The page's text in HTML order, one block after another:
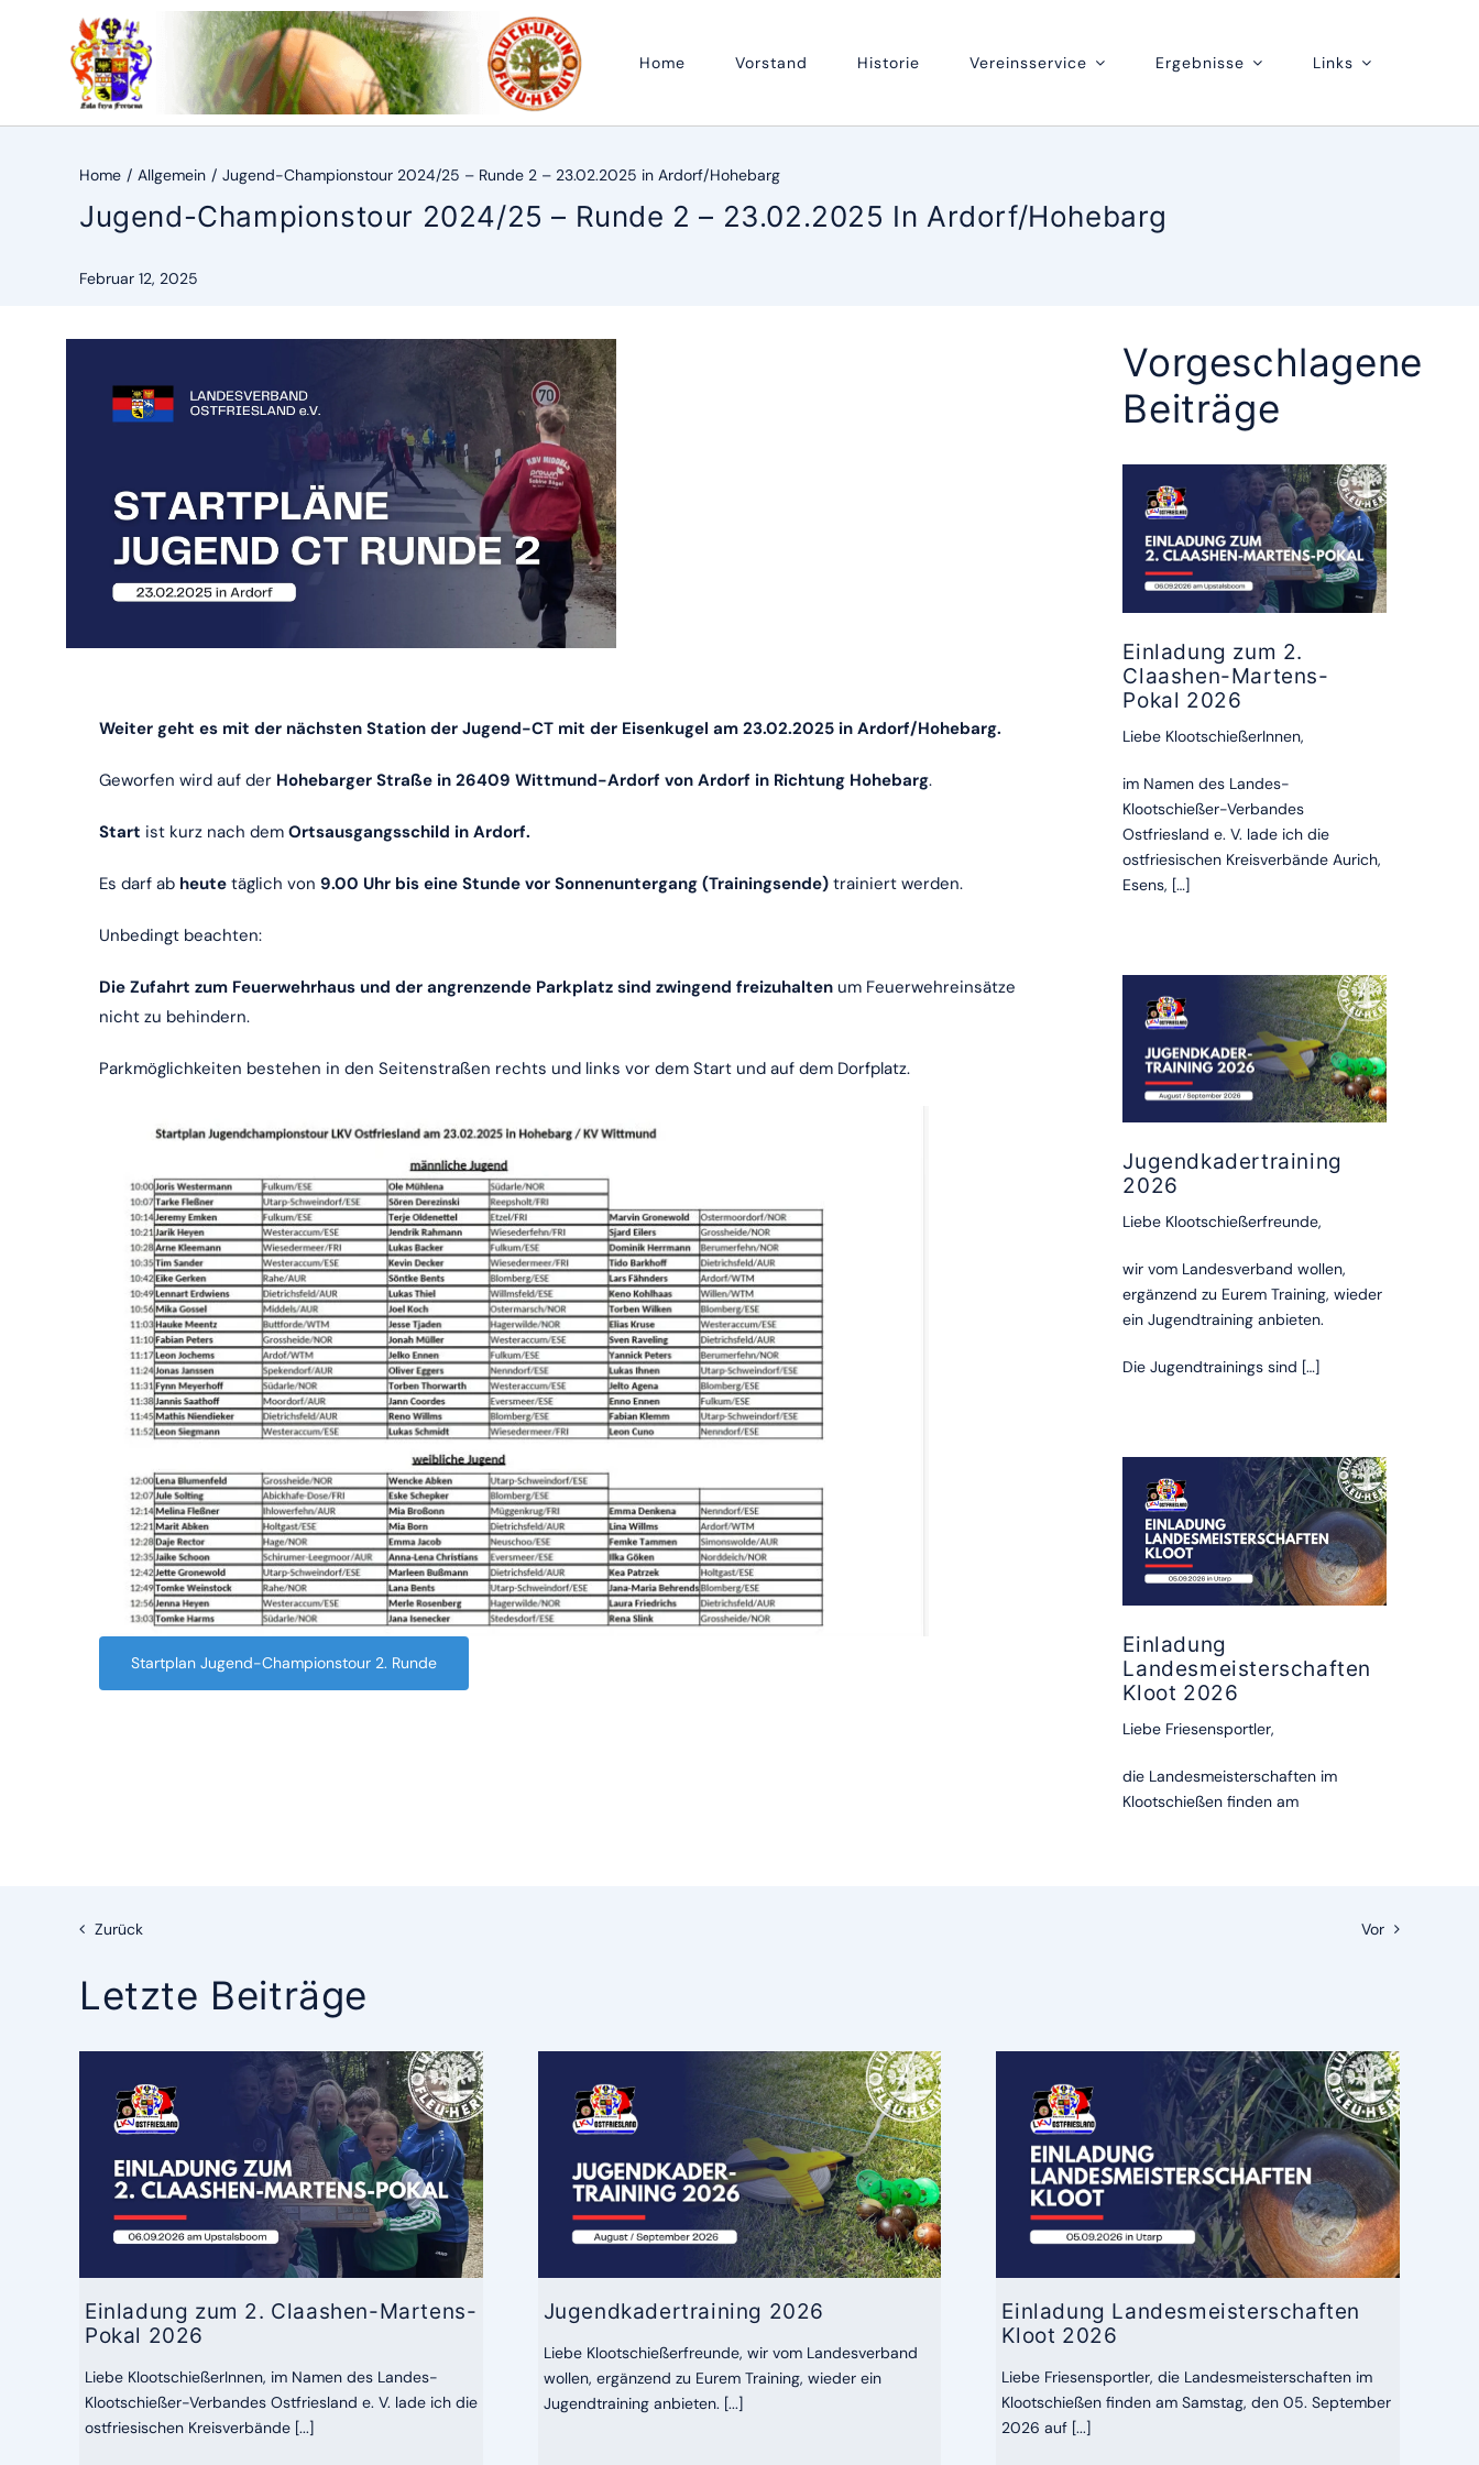
Home Vorstand Historie Vereinsservice Ergebnisse Links
Home Allgemein Jugend-Championstour 2024/25 – Runde 2 – 23.02.2025 in Ardorf/Hohebarg
Jugend-Championstour 2024/25 – Runde 2 – 23.02.2025 In Ardorf/Hohebarg
Februar 12, 2025
Weiter geht es mit der nächsten Station der Jugend-CT mit der Eisenkugel am 23.02.2025 in Ardorf/Hohebarg.
Geworfen wird auf der Hohebarger Straße in 26409 Wittmund-Ardorf von Ardorf in Richtung Hohebarg.
Start ist kurz nach demOrtsausgangsschild in Ardorf.
Es darf ab heute täglich von 9.00 Uhr bis eine Stunde vor Sonnenuntergang (Trainingsende) trainiert werden.
Unbedingt beachten:
Die Zufahrt zum Feuerwehrhaus und der angrenzende Parkplatz sind zwingend freizuhalten um Feuerwehreinsätze
nicht zu behindern.
Parkmöglichkeiten bestehen in den Seitenstraßen rechts und links vor dem Start und auf dem Dorfplatz.
Startplan Jugend-Championstour 2. Runde
Vorgeschlagene
Beiträge
Einladung zum 2.
Claashen-Martens-
Pokal 2026
Liebe KlootschießerInnen,
im Namen des Landes-
Klootschießer-Verbandes
Ostfriesland e. V. lade ich die
ostfriesischen Kreisverbände Aurich,
Esens, […]
Jugendkadertraining
2026
Liebe Klootschießerfreunde,
wir vom Landesverband wollen,
ergänzend zu Eurem Training, wieder
ein Jugendtraining anbieten.
Die Jugendtrainings sind […]
Einladung
Landesmeisterschaften
Kloot 2026
Liebe Friesensportler,
die Landesmeisterschaften im
Klootschießen finden am
Zurück Vor
Letzte Beiträge
Einladung zum 2. Claashen-Martens-
Pokal 2026
Liebe KlootschießerInnen, im Namen des Landes-
Klootschießer-Verbandes Ostfriesland e. V. lade ich die
ostfriesischen Kreisverbände [...]
Jugendkadertraining 2026
Liebe Klootschießerfreunde, wir vom Landesverband
wollen, ergänzend zu Eurem Training, wieder ein
Jugendtraining anbieten. [...]
Einladung Landesmeisterschaften
Kloot 2026
Liebe Friesensportler, die Landesmeisterschaften im
Klootschießen finden am Samstag, den 05. September
2026 auf [...]